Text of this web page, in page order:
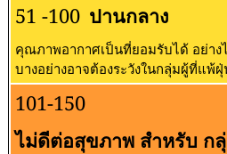
51 -100 ปานกลาง
คุณภาพอากาศเป็นที่ยอมรับได้ อย่า
บางอย่างอาจต้องระวังในกลุ่มผู้ที่แพ้
101-150
ไม่ดีต่อสุขภาพ สำหรับ ก